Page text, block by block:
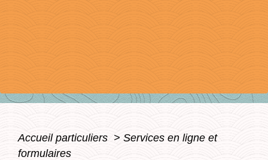
Accueil particuliers > Services en ligne et
formulaires